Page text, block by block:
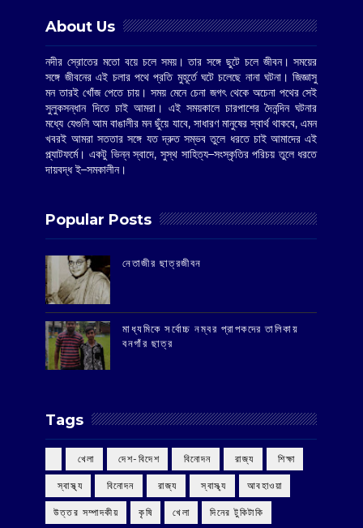
About Us
নদীর স্রোতের মতো বয়ে চলে সময়। তার সঙ্গে ছুটে চলে জীবন। সময়ের
সঙ্গে জীবনের এই চলার পথে প্রতি মুহূর্তে ঘটে চলেছে নানা ঘটনা। জিজ্ঞাসু
মন তারই খোঁজ পেতে চায়। সময় মেনে চেনা জগৎ থেকে অচেনা পথের সেই
সুলুকসন্ধান দিতে চাই আমরা। এই সময়কালে চারপাশের দৈনন্দিন ঘটনার
মধ্যে যেগুলি আম বাঙালীর মন ছুঁয়ে যাবে, সাধারণ মানুষের স্বার্থ থাকবে, এমন
খবরই আমরা সততার সঙ্গে যত দ্রুত সম্ভব তুলে ধরতে চাই আমাদের এই
প্ল্যাটফর্মে। একটু ভিন্ন স্বাদে, সুস্থ সাহিত্য–সংস্কৃতির পরিচয় তুলে ধরতে
দায়বদ্ধ ই–সমকালীন।
Popular Posts
‌নেতাজীর ছাত্রজীবন
মাধ্যমিকে সর্বোচ্চ নম্বর প্রাপকদের তালিকায়
বনগাঁর ছাত্র
Tags
‌ খেলা ‌ দেশ-বিদেশ ‌ বিনোদন ‌ রাজ্য ‌ শিক্ষা
‌ স্বাস্থ্য ‌ বিনোদন ‌ রাজ্য ‌ স্বাস্থ্য আবহাওয়া
উত্তর সম্পাদকীয় কৃষি খেলা দিনের টুকিটাকি